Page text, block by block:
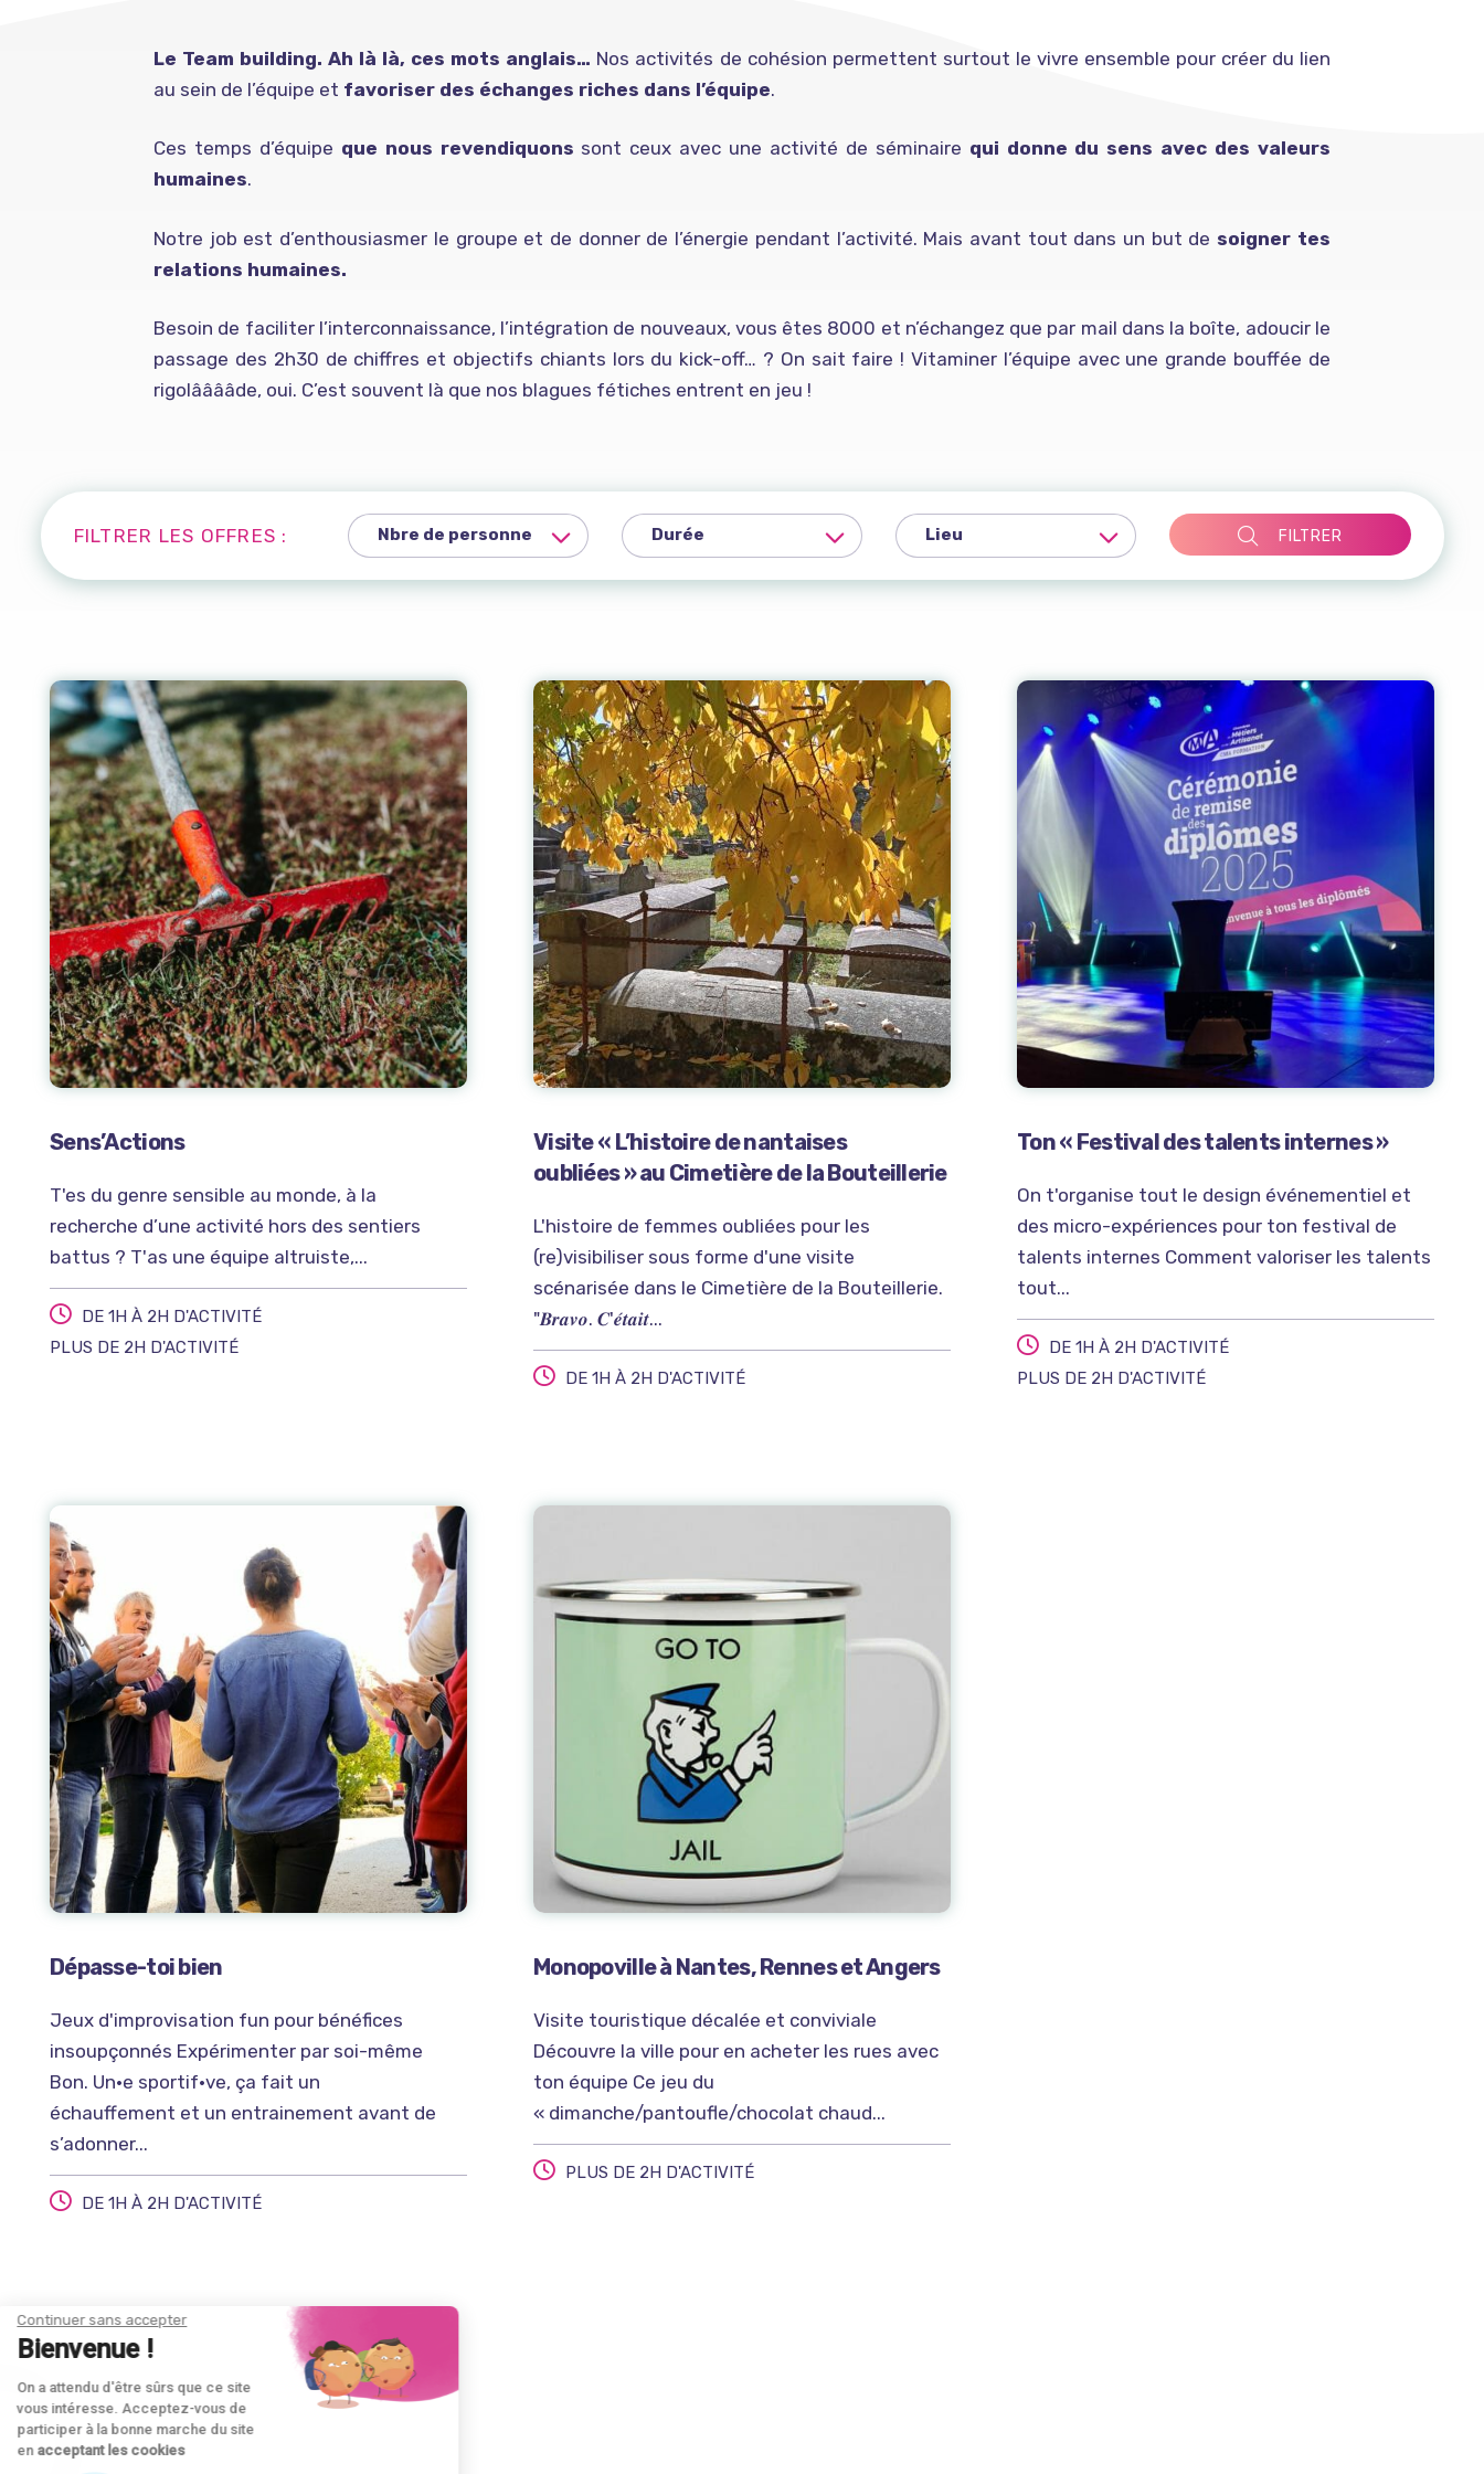
Continuer sans accepter
Bienvenue !
On a attendu d'être sûrs que ce site
vous intéresse. Acceptez-vous de
participer à la bonne marche du site
enacceptant les cookies
Le Team building. Ah là là, ces mots anglais… Nos activités de cohésion permettent surtout le vivre ensemble pour créer du lien
au sein de l’équipe et favoriser des échanges riches dans l’équipe.
Ces temps d’équipe que nous revendiquons sont ceux avec une activité de séminaire qui donne du sens avec des valeurs
humaines.
Notre job est d’enthousiasmer le groupe et de donner de l’énergie pendant l’activité. Mais avant tout dans un but de soigner tes
relations humaines.
Besoin de faciliter l’interconnaissance, l’intégration de nouveaux, vous êtes 8000 et n’échangez que par mail dans la boîte, adoucir le
passage des 2h30 de chiffres et objectifs chiants lors du kick-off… ? On sait faire ! Vitaminer l’équipe avec une grande bouffée de
rigolââââde, oui. C’est souvent là que nos blagues fétiches entrent en jeu !
FILTRER LES OFFRES : FILTRER
Sens’Actions
T'es du genre sensible au monde, à la
recherche d’une activité hors des sentiers
battus ? T'as une équipe altruiste,...
DE 1H À 2H D'ACTIVITÉ
PLUS DE 2H D'ACTIVITÉ
Visite « L’histoire de nantaises
oubliées » au Cimetière de la Bouteillerie
L'histoire de femmes oubliées pour les
(re)visibiliser sous forme d'une visite
scénarisée dans le Cimetière de la Bouteillerie.
"𝑩𝒓𝒂𝒗𝒐. 𝑪'𝒆́𝒕𝒂𝒊𝒕...
DE 1H À 2H D'ACTIVITÉ
Ton « Festival des talents internes »
On t'organise tout le design événementiel et
des micro-expériences pour ton festival de
talents internes Comment valoriser les talents
tout...
DE 1H À 2H D'ACTIVITÉ
PLUS DE 2H D'ACTIVITÉ
Dépasse-toi bien
Jeux d'improvisation fun pour bénéfices
insoupçonnés Expérimenter par soi-même
Bon. Un·e sportif·ve, ça fait un
échauffement et un entrainement avant de
s’adonner...
DE 1H À 2H D'ACTIVITÉ
Monopoville à Nantes, Rennes et Angers
Visite touristique décalée et conviviale
Découvre la ville pour en acheter les rues avec
ton équipe Ce jeu du
« dimanche/pantoufle/chocolat chaud...
PLUS DE 2H D'ACTIVITÉ